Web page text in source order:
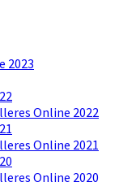
2023
Online 2022
Online 2021
Online 2020